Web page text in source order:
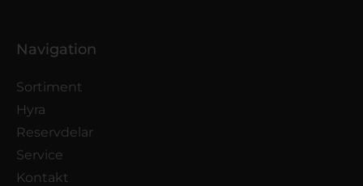
Navigation
Sortiment
Hyra
Reservdelar
Service
Kontakt